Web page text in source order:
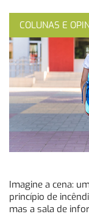
COLUNAS E
Imagine a cena:
princípio de
mas a sala de